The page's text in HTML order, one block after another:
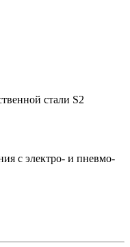
стали S2
с электро- и пневмо-